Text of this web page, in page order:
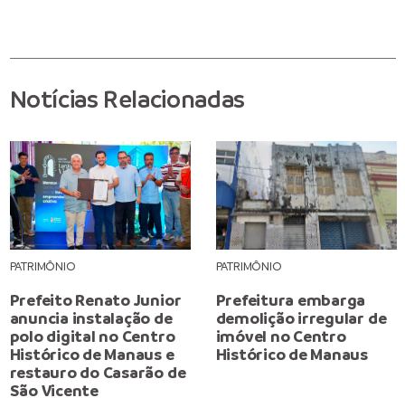
Notícias Relacionadas
PATRIMÔNIO
Prefeito Renato Junior
anuncia instalação de
polo digital no Centro
Histórico de Manaus e
restauro do Casarão de
São Vicente
PATRIMÔNIO
Prefeitura embarga
demolição irregular de
imóvel no Centro
Histórico de Manaus